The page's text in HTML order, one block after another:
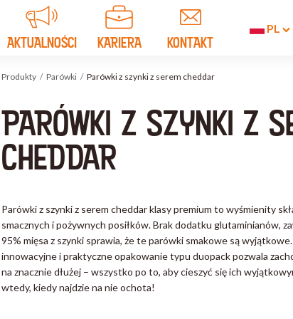
AKTUALNOŚCI KARIERA KONTAKT
PL
Produkty Parówki Parówki z szynki z serem cheddar
PARÓWKI Z SZYNKI Z
CHEDDAR
Parówki z szynki z serem cheddar klasy premium to wyśmienity
smacznych i pożywnych posiłków. Brak dodatku glutaminianów,
95% mięsa z szynki sprawia, że te parówki smakowe są
innowacyjne i praktyczne opakowanie typu duopack pozwala
na znacznie dłużej – wszystko po to, aby cieszyć się ich
wtedy, kiedy najdzie na nie ochota!